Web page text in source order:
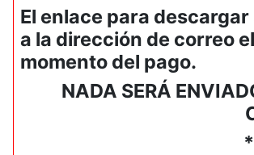
El enlace para
a la dirección de correo
momento del pago.
NADA SERÁ